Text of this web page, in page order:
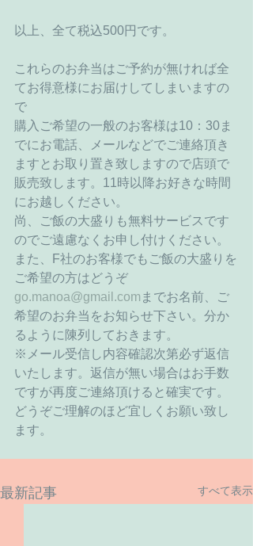
以上、全て税込500円です。
これらのお弁当はご予約が無ければ全
てお得意様にお届けしてしまいますの
で
購入ご希望の一般のお客様は10：30ま
でにお電話、メールなどでご連絡頂き
ますとお取り置き致しますので店頭で
販売致します。11時以降お好きな時間
にお越しください。
尚、ご飯の大盛りも無料サービスです
のでご遠慮なくお申し付けください。
また、F社のお客様でもご飯の大盛りを
ご希望の方はどうぞ
go.manoa@gmail.com までお名前、ご
希望のお弁当をお知らせ下さい。分か
るように陳列しておきます。
※メール受信し内容確認次第必ず返信
いたします。返信が無い場合はお手数
ですが再度ご連絡頂けると確実です。
どうぞご理解のほど宜しくお願い致し
ます。
最新記事 すべて表示